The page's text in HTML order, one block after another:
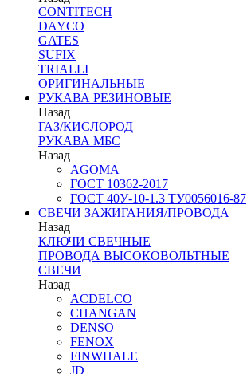
CONTITECH
DAYCO
GATES
SUFIX
TRIALLI
ОРИГИНАЛЬНЫЕ
РУКАВА РЕЗИНОВЫЕ
Назад
ГАЗ/КИСЛОРОД
РУКАВА МБС
Назад
AGOMA
ГОСТ 10362-2017
ГОСТ 40У-10-1.3 ТУ0056016-87
СВЕЧИ ЗАЖИГАНИЯ/ПРОВОДА
Назад
КЛЮЧИ СВЕЧНЫЕ
ПРОВОДА ВЫСОКОВОЛЬТНЫЕ
СВЕЧИ
Назад
ACDELCO
CHANGAN
DENSO
FENOX
FINWHALE
JD